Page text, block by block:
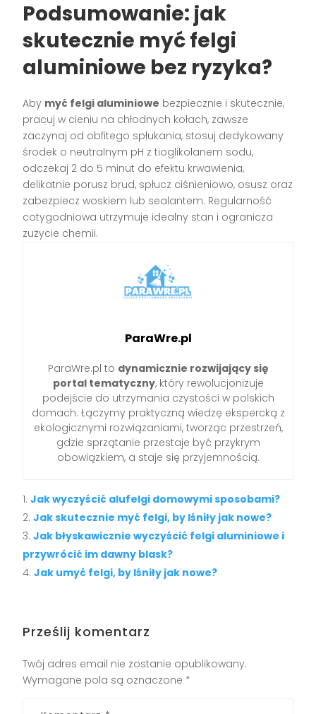
Podsumowanie: jak
skutecznie myć felgi
aluminiowe bez ryzyka?
Aby myć felgi aluminiowe bezpiecznie i skutecznie,
pracuj w cieniu na chłodnych kołach, zawsze
zaczynaj od obfitego spłukania, stosuj dedykowany
środek o neutralnym pH z tioglikolanem sodu,
odczekaj 2 do 5 minut do efektu krwawienia,
delikatnie porusz brud, spłucz ciśnieniowo, osusz oraz
zabezpiecz woskiem lub sealantem. Regularność
cotygodniowa utrzymuje idealny stan i ogranicza
zużycie chemii.
ParaWre.pl
ParaWre.pl to dynamicznie rozwijający się
portal tematyczny, który rewolucjonizuje
podejście do utrzymania czystości w polskich
domach. Łączymy praktyczną wiedzę ekspercką z
ekologicznymi rozwiązaniami, tworząc przestrzeń,
gdzie sprzątanie przestaje być przykrym
obowiązkiem, a staje się przyjemnością.
Jak wyczyścić alufelgi domowymi sposobami?
Jak skutecznie myć felgi, by lśniły jak nowe?
Jak błyskawicznie wyczyścić felgi aluminiowe i
przywrócić im dawny blask?
Jak umyć felgi, by lśniły jak nowe?
Prześlij komentarz
Twój adres email nie zostanie opublikowany.
Wymagane pola są oznaczone *